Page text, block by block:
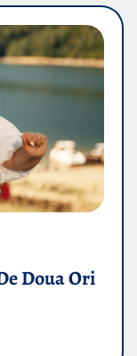
Doua Ori